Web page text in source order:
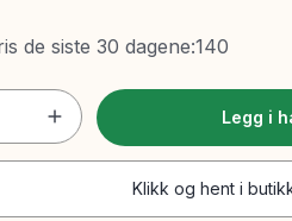
de siste 30 dagene:140
Legg i
Klikk og hent i